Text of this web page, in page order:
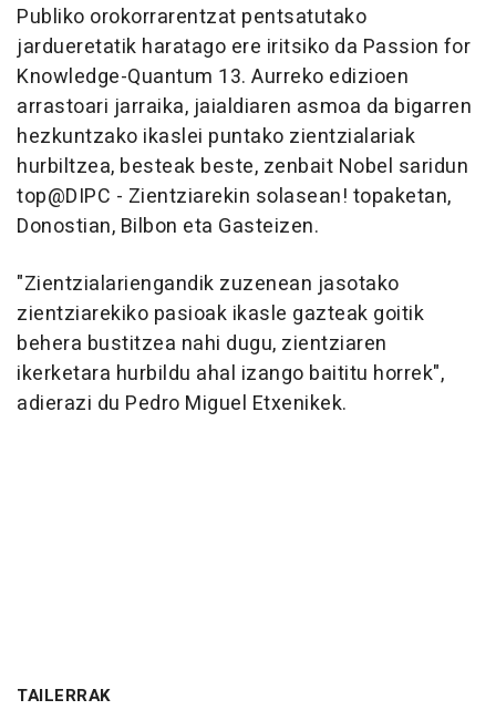
Publiko orokorrarentzat pentsatutako
jardueretatik haratago ere iritsiko da Passion for
Knowledge-Quantum 13. Aurreko edizioen
arrastoari jarraika, jaialdiaren asmoa da bigarren
hezkuntzako ikaslei puntako zientzialariak
hurbiltzea, besteak beste, zenbait Nobel saridun
top@DIPC - Zientziarekin solasean! topaketan,
Donostian, Bilbon eta Gasteizen.
"Zientzialariengandik zuzenean jasotako
zientziarekiko pasioak ikasle gazteak goitik
behera bustitzea nahi dugu, zientziaren
ikerketara hurbildu ahal izango baititu horrek",
adierazi du Pedro Miguel Etxenikek.
TAILERRAK